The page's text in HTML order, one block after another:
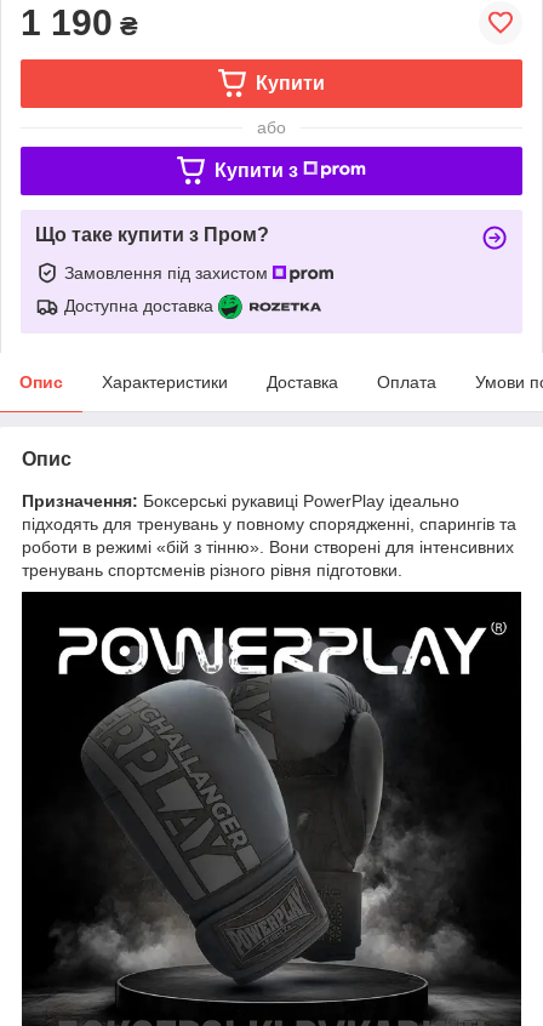
1 190 ₴
Купити
або
Купити з
Що таке купити з Пром?
Замовлення під захистом
Доступна доставка
Опис Характеристики Доставка Оплата Умови
Опис
Призначення: Боксерські рукавиці PowerPlay ідеально
підходять для тренувань у повному спорядженні, спарингів та
роботи в режимі «бій з тінню». Вони створені для інтенсивних
тренувань спортсменів різного рівня підготовки.